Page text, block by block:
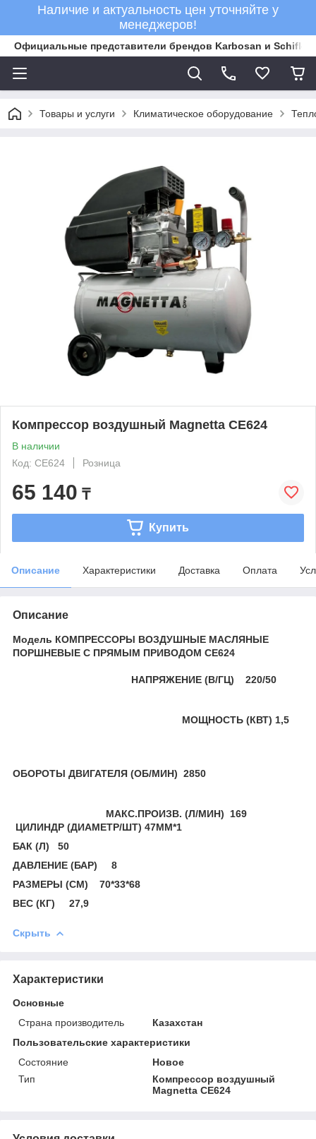
Наличие и актуальность цен уточняйте у
менеджеров!
Официальные представители брендов Karbosan и Schifler
Товары и услуги Климатическое оборудование
Компрессор воздушный Magnetta CE624
В наличии
Код: CE624
Розница
65 140 ₸
Купить
Описание Характеристики Доставка Оплата
Описание
Модель КОМПРЕССОРЫ ВОЗДУШНЫЕ МАСЛЯНЫЕ
ПОРШНЕВЫЕ С ПРЯМЫМ ПРИВОДОМ CE624
НАПРЯЖЕНИЕ (В/ГЦ) 220/50
МОЩНОСТЬ (КВТ) 1,5
ОБОРОТЫ ДВИГАТЕЛЯ (ОБ/МИН) 2850
МАКС.ПРОИЗВ. (Л/МИН) 169
ЦИЛИНДР (ДИАМЕТР/ШТ) 47ММ*1
БАК (Л) 50
ДАВЛЕНИЕ (БАР) 8
РАЗМЕРЫ (СМ) 70*33*68
ВЕС (КГ) 27,9
Скрыть
Характеристики
Основные
Страна производитель
Казахстан
Пользовательские характеристики
Состояние
Новое
Тип
Компрессор воздушный
Magnetta CE624